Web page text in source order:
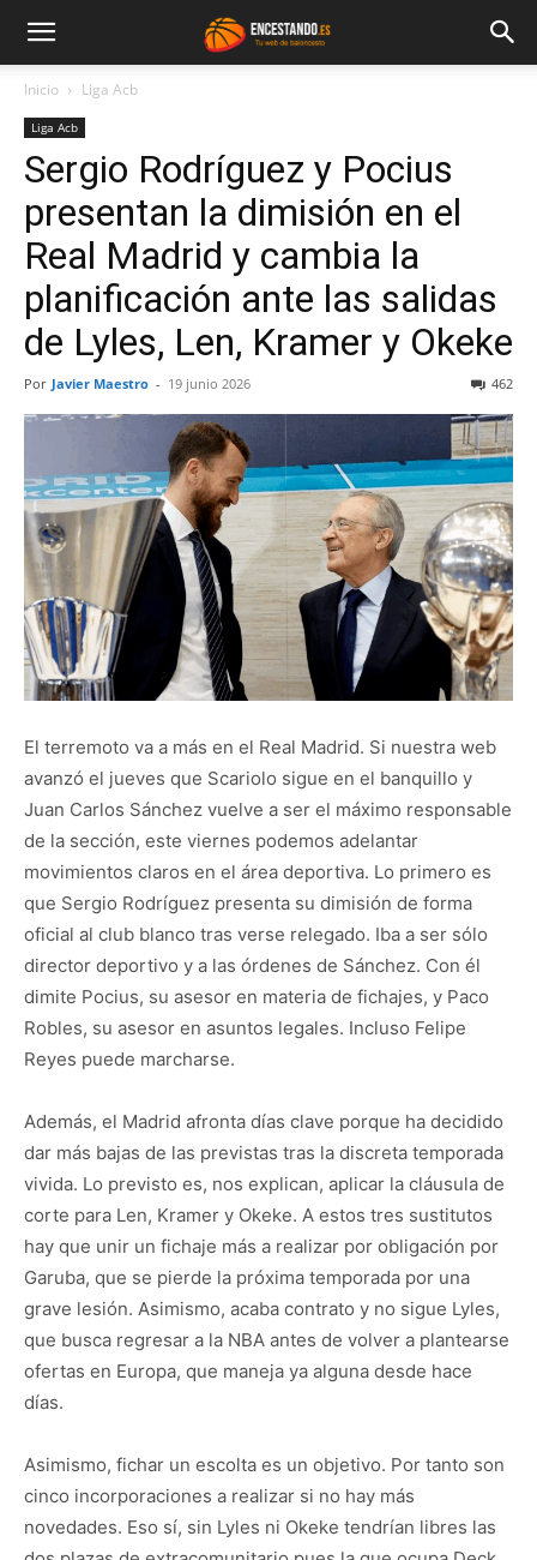
Inicio Liga Acb
Liga Acb
Sergio Rodríguez y Pocius
presentan la dimisión en el
Real Madrid y cambia la
planificación ante las salidas
de Lyles, Len, Kramer y Okeke
Por Javier Maestro - 19 junio 2026 462
El terremoto va a más en el Real Madrid. Si nuestra web
avanzó el jueves que Scariolo sigue en el banquillo y
Juan Carlos Sánchez vuelve a ser el máximo responsable
de la sección, este viernes podemos adelantar
movimientos claros en el área deportiva. Lo primero es
que Sergio Rodríguez presenta su dimisión de forma
oficial al club blanco tras verse relegado. Iba a ser sólo
director deportivo y a las órdenes de Sánchez. Con él
dimite Pocius, su asesor en materia de fichajes, y Paco
Robles, su asesor en asuntos legales. Incluso Felipe
Reyes puede marcharse.
Además, el Madrid afronta días clave porque ha decidido
dar más bajas de las previstas tras la discreta temporada
vivida. Lo previsto es, nos explican, aplicar la cláusula de
corte para Len, Kramer y Okeke. A estos tres sustitutos
hay que unir un fichaje más a realizar por obligación por
Garuba, que se pierde la próxima temporada por una
grave lesión. Asimismo, acaba contrato y no sigue Lyles,
que busca regresar a la NBA antes de volver a plantearse
ofertas en Europa, que maneja ya alguna desde hace
días.
Asimismo, fichar un escolta es un objetivo. Por tanto son
cinco incorporaciones a realizar si no hay más
novedades. Eso sí, sin Lyles ni Okeke tendrían libres las